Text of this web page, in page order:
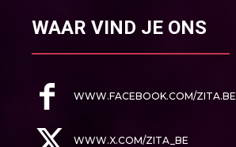
WAAR VIND JE ONS
WWW.FACEBOOK.COM/ZITA.BE
WWW.X.COM/ZITA_BE